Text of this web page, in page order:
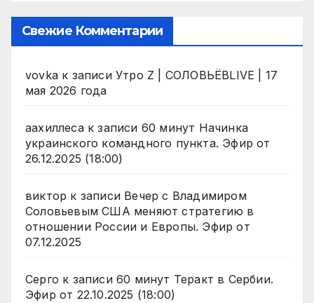
Свежие Комментарии
vovka к записи Утро Z | СОЛОВЬЁВLIVE | 17
мая 2026 года
аахиллесак записи 60 минут Начинка
украинского командного пункта. Эфир от
26.12.2025 (18:00)
виктор к записи Вечер с Владимиром
Соловьевым США меняют стратегию в
отношении России и Европы. Эфир от
07.12.2025
Серго к записи 60 минут Теракт в Сербии.
Эфир от 22.10.2025 (18:00)